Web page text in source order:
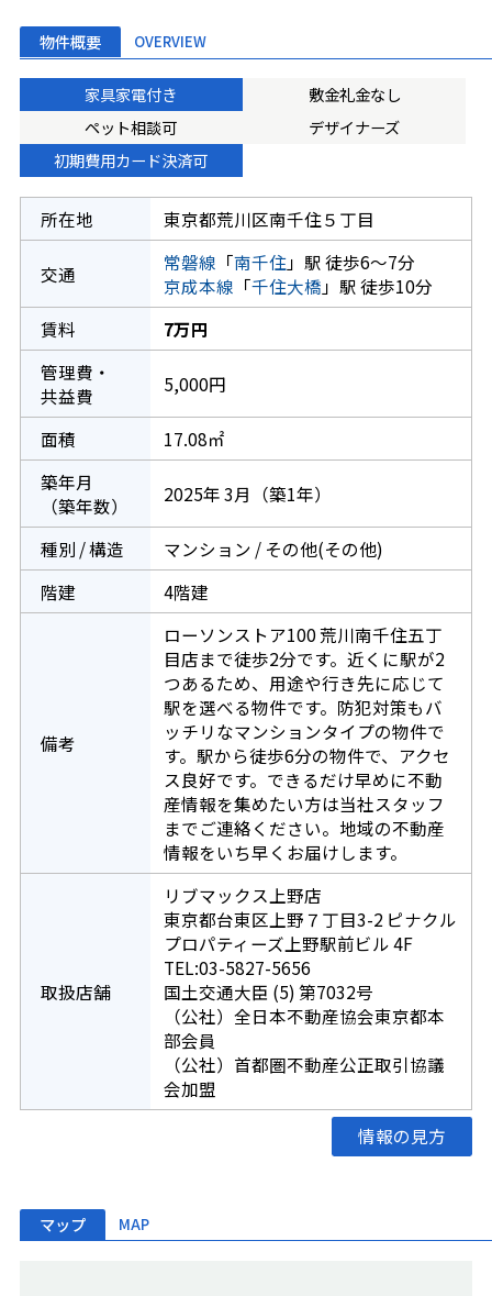
物件概要 OVERVIEW
家具家電付き
敷金礼金なし
ペット相談可
デザイナーズ
初期費用カード決済可
所在地 東京都荒川区南千住５丁目
交通 常磐線 「南千住」駅 徒歩6～7分
京成本線 「千住大橋 」駅 徒歩10分
賃料
7万円
管理費・
共益費
5,000円
面積
17.08㎡
築年月
（築年数）
2025年 3月（築1年）
種別 / 構造
マンション / その他(その他)
階建
4階建
備考
ローソンストア100 荒川南千住五丁
目店まで徒歩2分です。近くに駅が2
つあるため、用途や行き先に応じて
駅を選べる物件です。防犯対策もバ
ッチリなマンションタイプの物件で
す。駅から徒歩6分の物件で、アクセ
ス良好です。できるだけ早めに不動
産情報を集めたい方は当社スタッフ
までご連絡ください。地域の不動産
情報をいち早くお届けします。
取扱店舗
リブマックス上野店
東京都台東区上野７丁目3-2 ピナクル
プロパティーズ上野駅前ビル 4F
TEL:03-5827-5656
国土交通大臣 (5) 第7032号
（公社）全日本不動産協会東京都本
部会員
（公社）首都圏不動産公正取引協議
会加盟
情報の見方
マップ MAP